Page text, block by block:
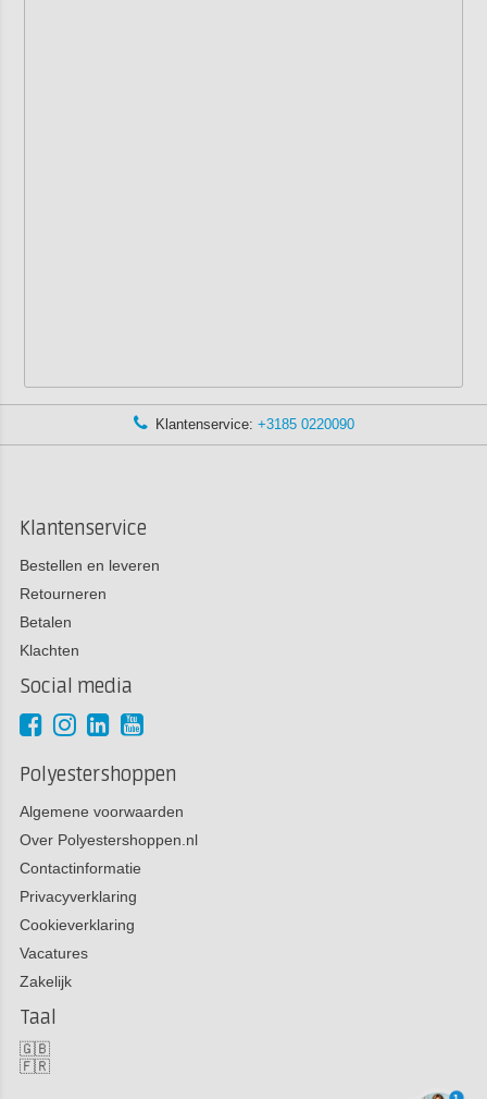
Klantenservice: +3185 0220090
Klantenservice
Bestellen en leveren
Retourneren
Betalen
Klachten
Social media
Polyestershoppen
Algemene voorwaarden
Over Polyestershoppen.nl
Contactinformatie
Privacyverklaring
Cookieverklaring
Vacatures
Zakelijk
Taal
🇬🇧
🇫🇷